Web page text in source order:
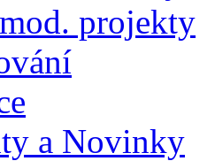
projekty
a Novinky